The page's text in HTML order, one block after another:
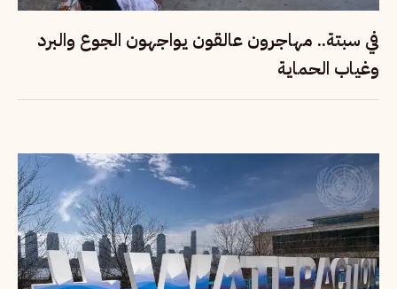
في سبتة.. مهاجرون عالقون يواجهون الجوع والبرد
وغياب الحماية